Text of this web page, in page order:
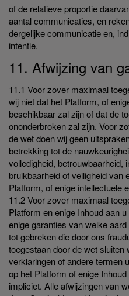
of de relatieve proportie
aantal communicaties, en
dergelijke communicatie en,
intentie.
11. Afwijzing van
11.1 Voor zover maximaal
wij niet dat het Platform, of
beschikbaar zal zijn of dat de
ononderbroken zal zijn. Voor
de wet doen wij geen
betrekking tot de
volledigheid, betrouwbaarheid,
bruikbaarheid of veiligheid van
Platform, of enige intellectuele
11.2 Voor zover maximaal
Platform en enige Inhoud aan
enige garanties van welke
tot gebreken die door ons
toegestaan door de wet sluiten
verklaringen of andere termen
op het Platform of enige
impliciet. Alle afwijzingen van